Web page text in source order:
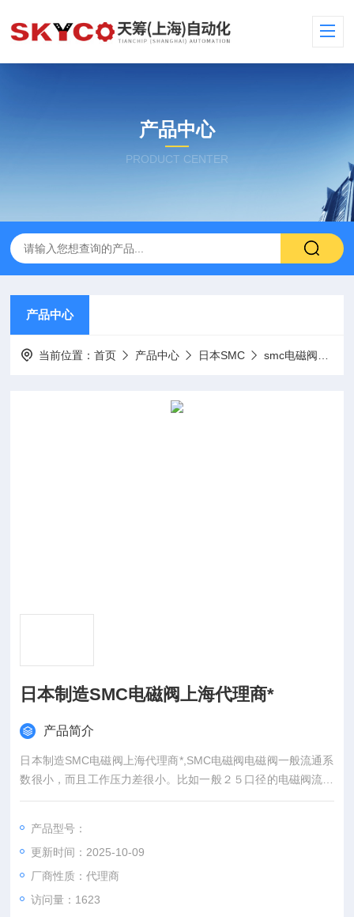
产品中心
PRODUCT CENTER
产品中心
当前位置：首页 产品中心 日本SMC smc电磁阀
日本制造SMC电磁阀上海代理商*
产品简介
日本制造SMC电磁阀上海代理商*,SMC电磁阀电磁阀一般流通系
数很小，而且工作压力差很小。比如一般２５口径的电磁阀流通
系数比15口径的电动球阀小很多。电磁阀的驱动是通过电磁线
2个作用。
产品型号：
更新时间：2025-10-09
厂商性质：代理商
访问量：1623